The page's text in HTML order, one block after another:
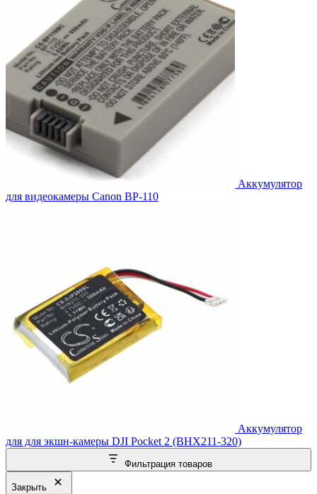
Аккумулятор
для видеокамеры Canon BP-110
Аккумулятор
для для экшн-камеры DJI Pocket 2 (BHX211-320)
Фильтрация товаров
Закрыть